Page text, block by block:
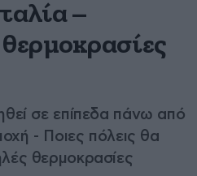
–
σε επίπεδα πάνω από
- Ποιες πόλεις θα
θερμοκρασίες